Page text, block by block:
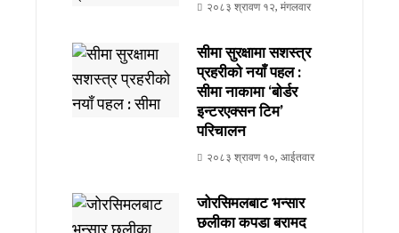
२०८३ श्रावण १२, मंगलवार
सीमा सुरक्षामा सशस्त्र
प्रहरीको नयाँ पहल :
सीमा नाकामा ‘बोर्डर
इन्टरएक्सन टिम’
परिचालन
२०८३ श्रावण १०, आईतवार
जोरसिमलबाट भन्सार
छलीका कपडा बरामद